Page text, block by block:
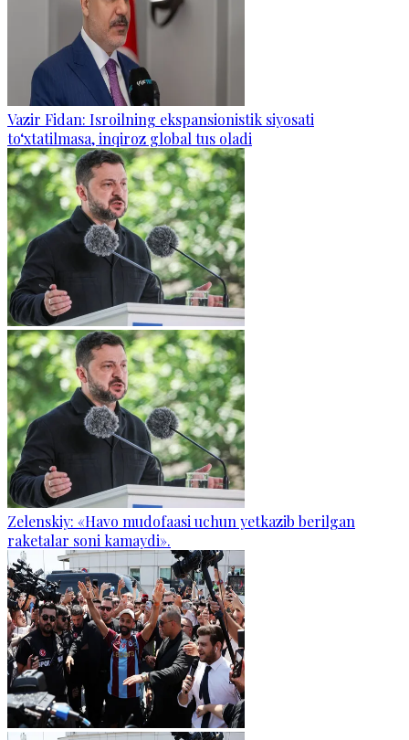
Vazir Fidan: Isroilning ekspansionistik siyosati
to‘xtatilmasa, inqiroz global tus oladi
Zelenskiy: «Havo mudofaasi uchun yetkazib berilgan
raketalar soni kamaydi».